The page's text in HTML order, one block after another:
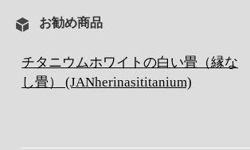
お勧め商品
チタニウムホワイトの白い畳（縁な
し畳） (JANherinasititanium)